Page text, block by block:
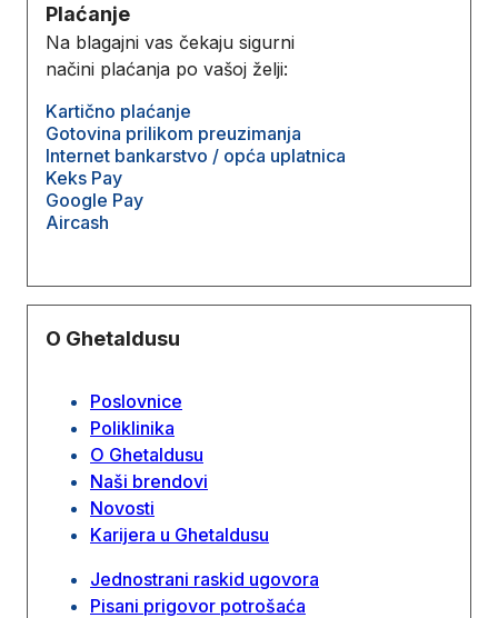
Plaćanje
Na blagajni vas čekaju sigurni
načini plaćanja po vašoj želji:
Kartično plaćanje
Gotovina prilikom preuzimanja
Internet bankarstvo / opća uplatnica
Keks Pay
Google Pay
Aircash
O Ghetaldusu
Poslovnice
Poliklinika
O Ghetaldusu
Naši brendovi
Novosti
Karijera u Ghetaldusu
Jednostrani raskid ugovora
Pisani prigovor potrošaća